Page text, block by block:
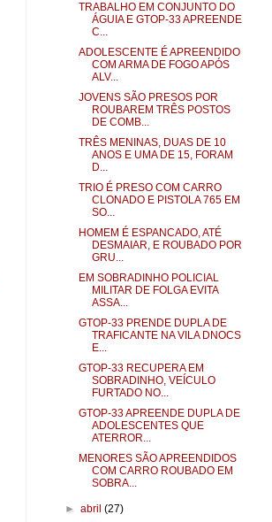
TRABALHO EM CONJUNTO DO
ÁGUIA E GTOP-33 APREENDE
C...
ADOLESCENTE É APREENDIDO
COM ARMA DE FOGO APÓS
ALV...
JOVENS SÃO PRESOS POR
ROUBAREM TRÊS POSTOS
DE COMB...
TRÊS MENINAS, DUAS DE 10
ANOS E UMA DE 15, FORAM
D...
TRIO É PRESO COM CARRO
CLONADO E PISTOLA 765 EM
SO...
HOMEM É ESPANCADO, ATÉ
DESMAIAR, E ROUBADO POR
GRU...
EM SOBRADINHO POLICIAL
MILITAR DE FOLGA EVITA
ASSA...
GTOP-33 PRENDE DUPLA DE
TRAFICANTE NA VILA DNOCS
E...
GTOP-33 RECUPERA EM
SOBRADINHO, VEÍCULO
FURTADO NO...
GTOP-33 APREENDE DUPLA DE
ADOLESCENTES QUE
ATERROR...
MENORES SÃO APREENDIDOS
COM CARRO ROUBADO EM
SOBRA...
►abril(27)